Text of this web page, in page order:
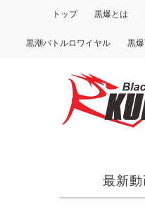
トップ 黒爆とは
黒潮バトルロワイヤル 黒
最新動